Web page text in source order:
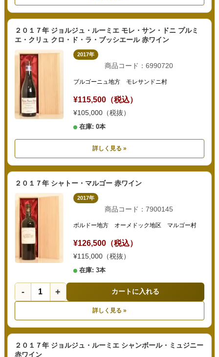
２０１７年 ジョルジュ・ルーミエ モレ・サン・ドニ プルミ
エ・クリュ クロ・ド・ラ・ブッシエール 赤ワイン
2017年
商品コード：6990720
ブルゴーニュ地方 モレサンドニ村
¥115,500（税込）
¥105,000（税抜）
在庫: 0本
詳しく見る »
２０１７年 シャトー・マルゴー 赤ワイン
2017年
商品コード：7900145
ボルドー地方 オーメドック地区 マルゴー村
¥126,500（税込）
¥115,000（税抜）
在庫: 3本
- + カートに入れる
詳しく見る »
２０１７年 ジョルジュ・ルーミエ シャンボール・ミュジニー
赤ワイン